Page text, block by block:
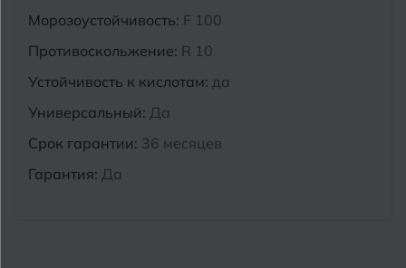
Морозоустойчивость: F 100
Противоскольжение: R 10
Устойчивость к кислотам: да
Универсальный: Да
Срок гарантии: 36 месяцев
Гарантия: Да